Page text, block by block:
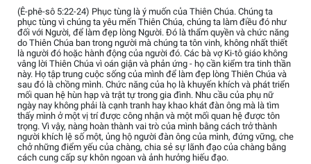
(Ê-phê-sô 5:22-24) Phục tùng là ý muốn của Thiên Chúa. Chúng ta
phục tùng vì chúng ta yêu mến Thiên Chúa, chúng ta làm điều đó như
đối với Người, để làm đẹp lòng Người. Đó là thẩm quyền và chức năng
do Thiên Chúa ban trong người mà chúng ta tôn vinh, không nhất thiết
là người đó hoặc hành động của người đó. Các bà vợ Ki-tô giáo không
vâng lời Thiên Chúa vì oán giận và phản ứng - họ cần kiểm tra tinh thần
này. Họ tập trung cuộc sống của mình để làm đẹp lòng Thiên Chúa và
sau đó là chồng mình. Chức năng của họ là khuyến khích và phát triển
mối quan hệ hùn hạp và trật tự trong gia đình. Nhu cầu của phụ nữ
ngày nay không phải là cạnh tranh hay khao khát đàn ông mà là tìm
thấy mình ở một vị trí được công nhận và một mối quan hệ được tôn
trọng. Vì vậy, nàng hoàn thành vai trò của mình bằng cách trở thành
người khích lệ số một, ủng hộ người đàn ông của mình, đứng vững, che
chở những điểm yếu của chàng, chia sẻ sự lãnh đạo của chàng bằng
cách cung cấp sự khôn ngoan và ảnh hưởng hiếu đạo.